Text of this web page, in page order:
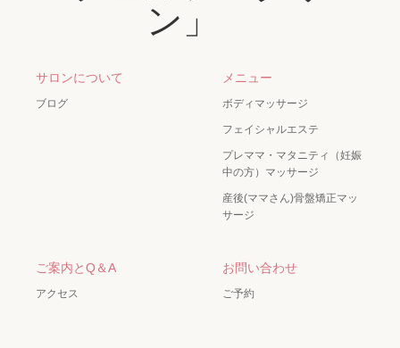
サロンについて
ブログ
メニュー
ボディマッサージ
フェイシャルエステ
プレママ・マタニティ（妊娠
中の方）マッサージ
産後(ママさん)骨盤矯正マッ
サージ
ご案内とQ＆A
アクセス
お問い合わせ
ご予約